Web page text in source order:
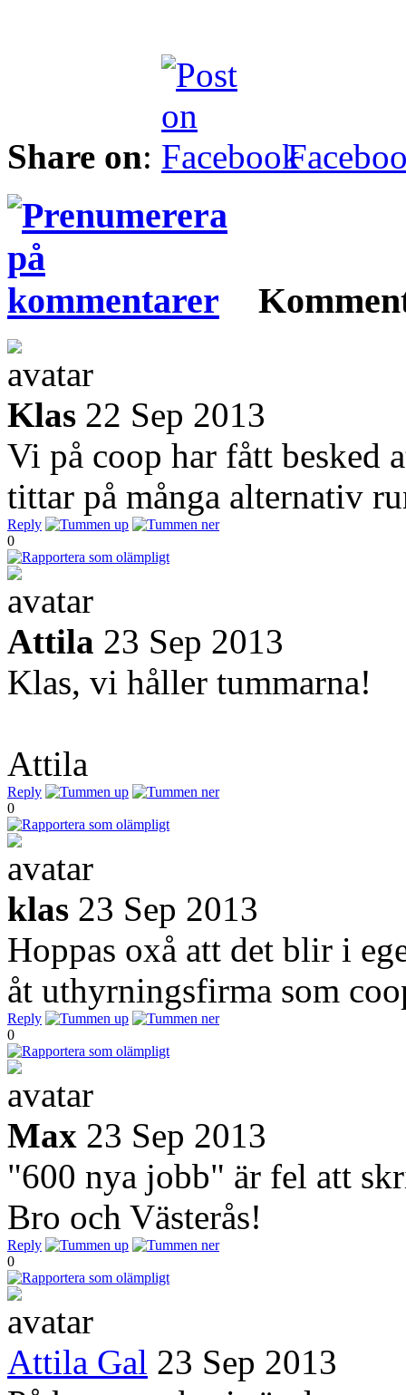
Share on:
Klas 22 Sep 2013
Vi på coop har fått besked
tittar på många alternativ
Reply
0
Attila 23 Sep 2013
Klas, vi håller tummarna!
Attila
Reply
0
klas 23 Sep 2013
Hoppas oxå att det blir i
åt uthyrningsfirma som
Reply
0
Max 23 Sep 2013
"600 nya jobb" är fel att
Bro och Västerås!
Reply
0
Attila Gal 23 Sep 2013